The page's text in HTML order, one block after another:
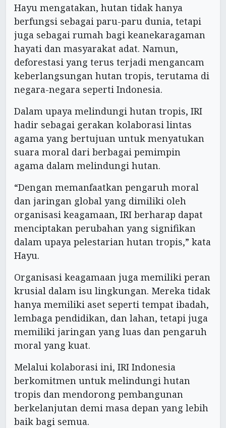
Hayu mengatakan, hutan tidak hanya
berfungsi sebagai paru-paru dunia, tetapi
juga sebagai rumah bagi keanekaragaman
hayati dan masyarakat adat. Namun,
deforestasi yang terus terjadi mengancam
keberlangsungan hutan tropis, terutama di
negara-negara seperti Indonesia.
Dalam upaya melindungi hutan tropis, IRI
hadir sebagai gerakan kolaborasi lintas
agama yang bertujuan untuk menyatukan
suara moral dari berbagai pemimpin
agama dalam melindungi hutan.
“Dengan memanfaatkan pengaruh moral
dan jaringan global yang dimiliki oleh
organisasi keagamaan, IRI berharap dapat
menciptakan perubahan yang signifikan
dalam upaya pelestarian hutan tropis,” kata
Hayu.
Organisasi keagamaan juga memiliki peran
krusial dalam isu lingkungan. Mereka tidak
hanya memiliki aset seperti tempat ibadah,
lembaga pendidikan, dan lahan, tetapi juga
memiliki jaringan yang luas dan pengaruh
moral yang kuat.
Melalui kolaborasi ini, IRI Indonesia
berkomitmen untuk melindungi hutan
tropis dan mendorong pembangunan
berkelanjutan demi masa depan yang lebih
baik bagi semua.